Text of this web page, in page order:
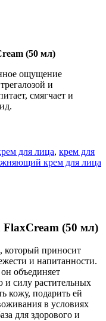
(50 мл)
ощущение
и
смягчает и
для лица, крем для
крем для лица
(50 мл)
который приносит
и напитанности.
объединяет
силу растительных
кожу, подарить ей
в условиях
для здорового и